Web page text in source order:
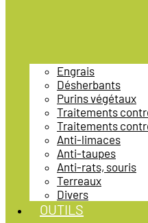
Engrais
Désherbants
Purins végétaux
Traitements
Traitements
Anti-limaces
Anti-taupes
Anti-rats, souris
Terreaux
Divers
OUTILS